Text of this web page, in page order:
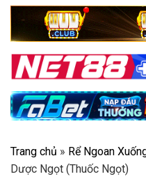
Trang chủ » Rể Ngoan
Dược Ngọt (Thuốc Ngọt)